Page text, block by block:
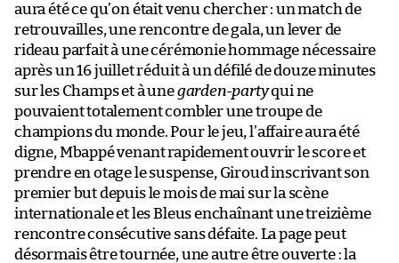
aura été ce qu’on était venu chercher : un match de
retrouvailles, une rencontre de gala, un lever de
rideau parfait à une cérémonie hommage nécessaire
après un 16 juillet réduit à un défilé de douze minutes
sur les Champs et à unegarden-partyqui ne
pouvaient totalement combler une troupe de
champions du monde. Pour le jeu, l’affaire aura été
digne, Mbappé venant rapidement ouvrir le score et
prendre en otage le suspense, Giroud inscrivant son
premier but depuis le mois de mai sur la scène
internationale et les Bleus enchaînant une treizième
rencontre consécutive sans défaite. La page peut
désormais être tournée, une autre être ouverte : la